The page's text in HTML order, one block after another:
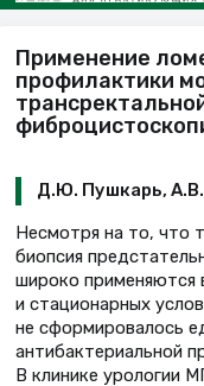
Применение
профилактики
Д.Ю. Пушкарь, А.В.
Несмотря на то, что
биопсия
широко применяются
и стационарных
не сформировалось
антибактериальной
В клинике урологии